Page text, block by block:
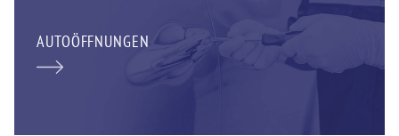
AUTOÖFFNUNGEN